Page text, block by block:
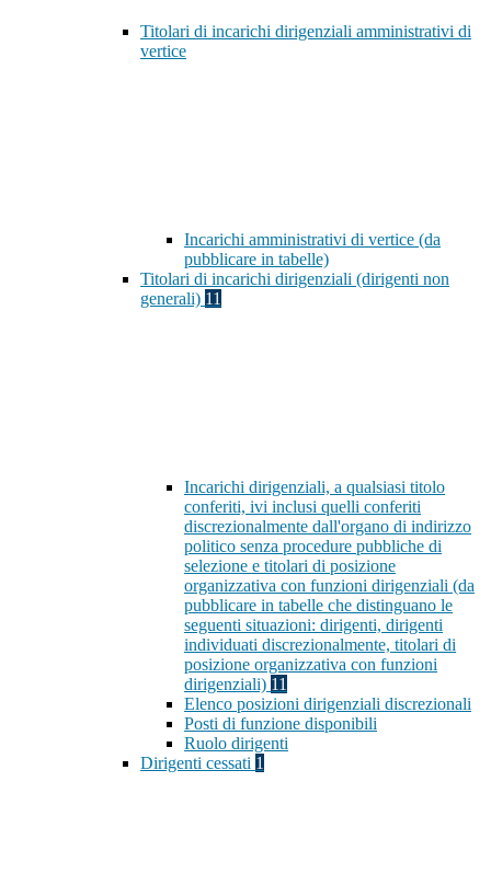
Titolari di incarichi dirigenziali amministrativi di
vertice
Incarichi amministrativi di vertice (da
pubblicare in tabelle)
Titolari di incarichi dirigenziali (dirigenti non
generali) 11
Incarichi dirigenziali, a qualsiasi titolo
conferiti, ivi inclusi quelli conferiti
discrezionalmente dall'organo di indirizzo
politico senza procedure pubbliche di
selezione e titolari di posizione
organizzativa con funzioni dirigenziali (da
pubblicare in tabelle che distinguano le
seguenti situazioni: dirigenti, dirigenti
individuati discrezionalmente, titolari di
posizione organizzativa con funzioni
dirigenziali) 11
Elenco posizioni dirigenziali discrezionali
Posti di funzione disponibili
Ruolo dirigenti
Dirigenti cessati 1